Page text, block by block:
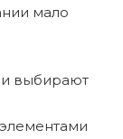
мало
выбирают